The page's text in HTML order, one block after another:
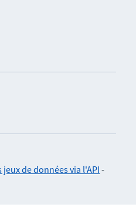
de données via l'API -